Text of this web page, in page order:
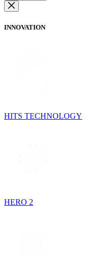
INNOVATION
HITS TECHNOLOGY
HERO 2